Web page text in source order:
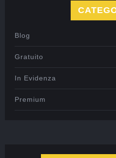
Blog
Gratuito
In Evidenza
Premium